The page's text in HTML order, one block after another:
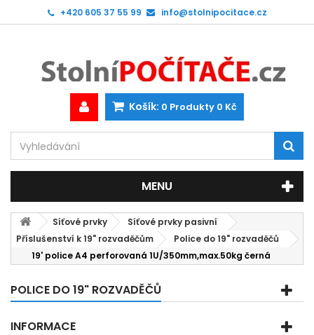
+420 605 37 55 99 info@stolnipocitace.cz
Košík: 0 Produkty 0 Kč
MENU
Síťové prvky
Síťové prvky pasivní
Příslušenství k 19" rozvaděčům
Police do 19" rozvaděčů
19' police A4 perforovaná 1U/350mm,max.50kg černá
POLICE DO 19" ROZVADĚČŮ
INFORMACE